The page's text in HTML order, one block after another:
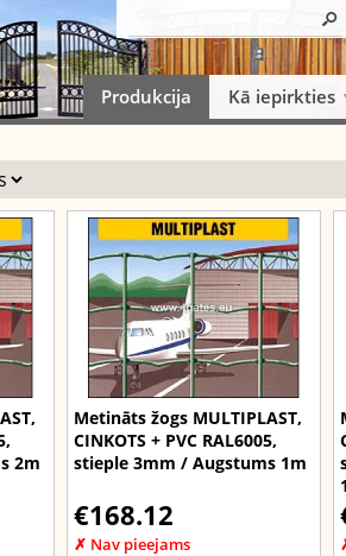
Produkcija Kā iepirkties
2m
Metināts žogs MULTIPLAST,
CINKOTS + PVC RAL6005,
stieple 3mm / Augstums 1m
€168.12
✗ Nav pieejams